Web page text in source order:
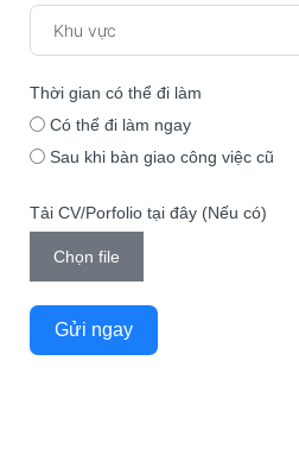
Thời gian có thể đi làm
Có thể đi làm ngay
Sau khi bàn giao công việc cũ
Tải CV/Porfolio tại đây (Nếu có)
Chọn file
Gửi ngay